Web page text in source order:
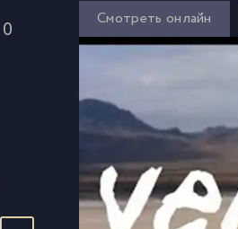
0 Смотреть онлайн